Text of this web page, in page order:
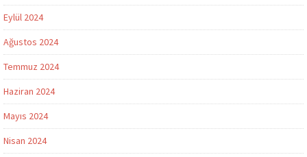
Eylül 2024
Ağustos 2024
Temmuz 2024
Haziran 2024
Mayıs 2024
Nisan 2024